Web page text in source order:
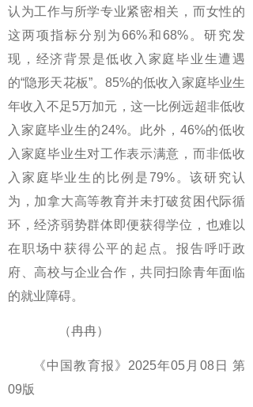
认为工作与所学专业紧密相关，而女性的
这两项指标分别为66%和68%。研究发
现，经济背景是低收入家庭毕业生遭遇
的“隐形天花板”。85%的低收入家庭毕业生
年收入不足5万加元，这一比例远超非低收
入家庭毕业生的24%。此外，46%的低收
入家庭毕业生对工作表示满意，而非低收
入家庭毕业生的比例是79%。该研究认
为，加拿大高等教育并未打破贫困代际循
环，经济弱势群体即便获得学位，也难以
在职场中获得公平的起点。报告呼吁政
府、高校与企业合作，共同扫除青年面临
的就业障碍。
（冉冉）
《中国教育报》2025年05月08日 第
09版